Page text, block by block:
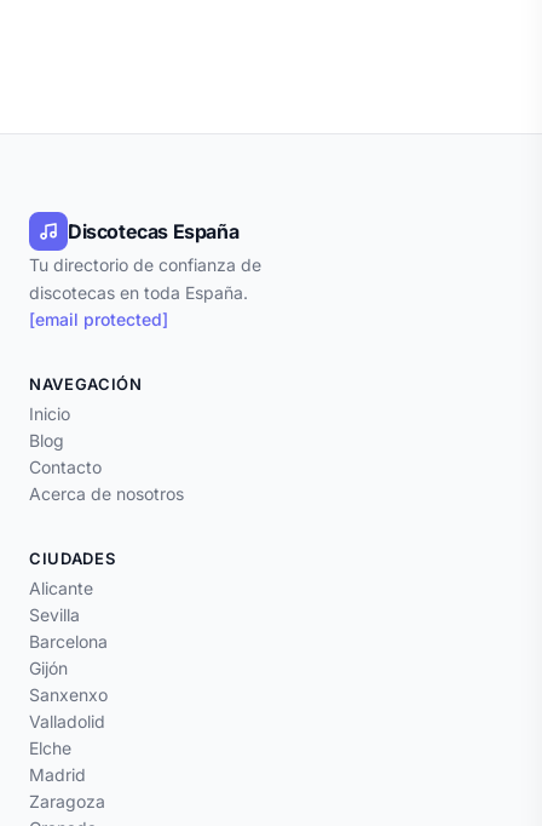
Discotecas España
Tu directorio de confianza de
discotecas en toda España.
[email protected]
NAVEGACIÓN
Inicio
Blog
Contacto
Acerca de nosotros
CIUDADES
Alicante
Sevilla
Barcelona
Gijón
Sanxenxo
Valladolid
Elche
Madrid
Zaragoza